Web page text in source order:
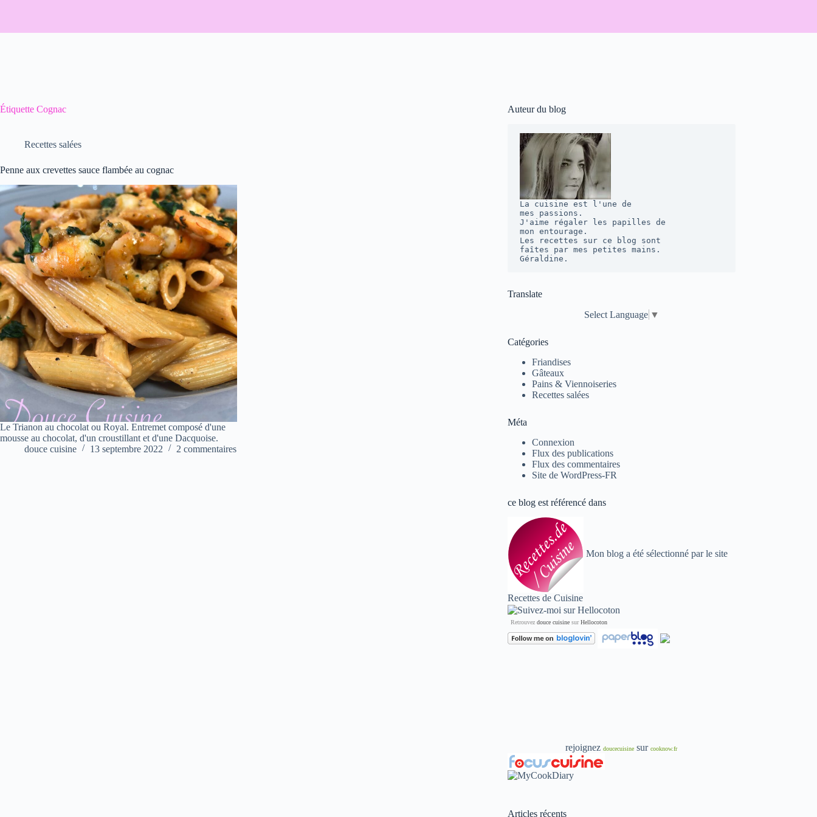
Étiquette Cognac
Recettes salées
Penne aux crevettes sauce flambée au cognac
Le Trianon au chocolat ou Royal. Entremet composé d'une
mousse au chocolat, d'un croustillant et d'une Dacquoise.
douce cuisine
13 septembre 2022 2 commentaires
Auteur du blog
La cuisine est l'une de
mes passions.
J'aime régaler les papilles de
mon entourage.
Les recettes sur ce blog sont
faîtes par mes petites mains.
Géraldine.
Translate
Select Language ▼
Catégories
Friandises
Gâteaux
Pains & Viennoiseries
Recettes salées
Méta
Connexion
Flux des publications
Flux des commentaires
Site de WordPress-FR
ce blog est référencé dans
Mon blog a été sélectionné par le site
Recettes de Cuisine
Retrouvez douce cuisinesurHellocoton
rejoignezdoucecuisine surcooknow.fr
Articles récents